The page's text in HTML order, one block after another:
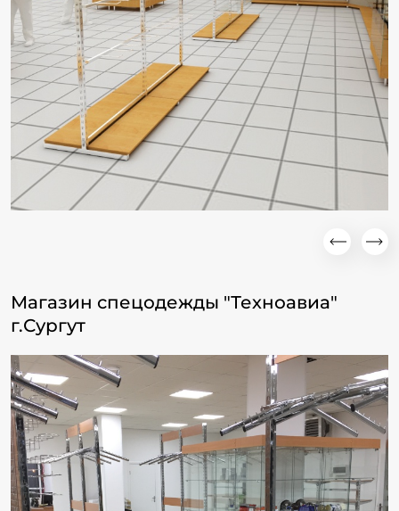
Магазин спецодежды "Техноавиа"
г.Сургут